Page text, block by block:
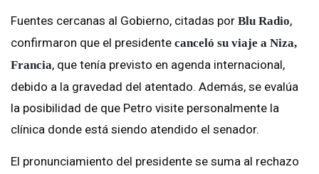
Fuentes cercanas al Gobierno, citadas por Blu Radio,
confirmaron que el presidente canceló su viaje a Niza,
Francia, que tenía previsto en agenda internacional,
debido a la gravedad del atentado. Además, se evalúa
la posibilidad de que Petro visite personalmente la
clínica donde está siendo atendido el senador.
El pronunciamiento del presidente se suma al rechazo